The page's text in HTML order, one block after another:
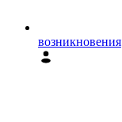
возникновения